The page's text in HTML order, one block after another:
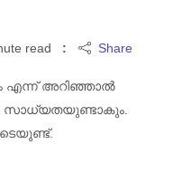
read Share
എന്ന് അറിഞ്ഞാൽ
സാധ്യതയുണ്ടാകും.